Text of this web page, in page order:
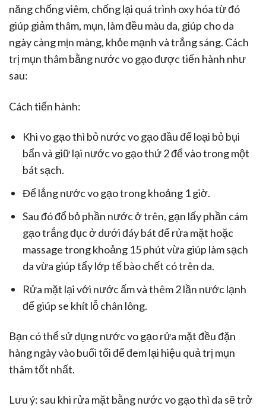
năng chống viêm, chống lại quá trình oxy hóa từ đó
giúp giảm thâm, mụn, làm đều màu da, giúp cho da
ngày càng mịn màng, khỏe mạnh và trắng sáng. Cách
trị mụn thâm bằng nước vo gạo được tiến hành như
sau:
Cách tiến hành:
Khi vo gạo thì bỏ nước vo gạo đầu để loại bỏ bụi
bẩn và giữ lại nước vo gạo thứ 2 để vào trong một
bát sạch.
Để lắng nước vo gạo trong khoảng 1 giờ.
Sau đó đổ bỏ phần nước ở trên, gạn lấy phần cám
gạo trắng đục ở dưới đáy bát để rửa mặt hoặc
massage trong khoảng 15 phút vừa giúp làm sạch
da vừa giúp tẩy lớp tế bào chết có trên da.
Rửa mặt lại với nước ấm và thêm 2 lần nước lạnh
để giúp se khít lỗ chân lông.
Bạn có thể sử dụng nước vo gạo rửa mặt đều đặn
hàng ngày vào buổi tối để đem lại hiệu quả trị mụn
thâm tốt nhất.
Lưu ý: sau khi rửa mặt bằng nước vo gạo thì da sẽ trở